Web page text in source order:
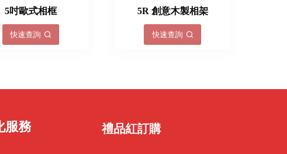
5吋歐式相框
快速查詢
5R 創意木製相架
快速查詢
服務 禮品紅訂購